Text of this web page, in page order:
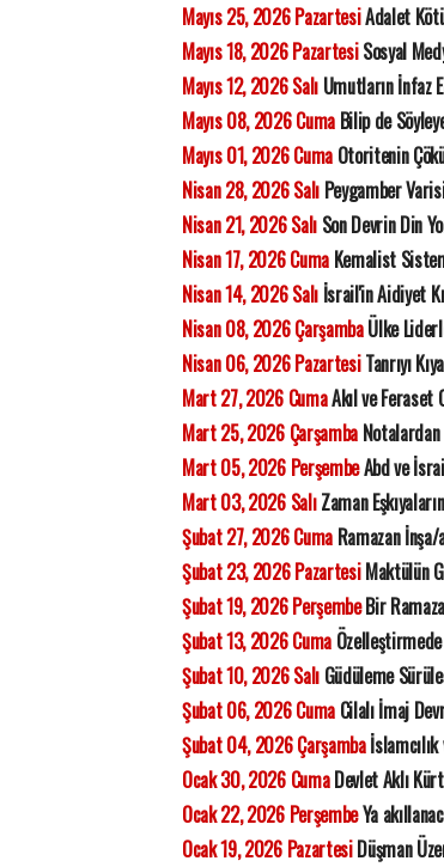
Mayıs 25, 2026 PazartesiAdalet
Mayıs 18, 2026 PazartesiSosyal
Mayıs 12, 2026 SalıUmutların İnfaz
Mayıs 08, 2026 CumaBilip de
Mayıs 01, 2026 CumaOtoritenin
Nisan 28, 2026 SalıPeygamber
Nisan 21, 2026 SalıSon Devrin Din
Nisan 17, 2026 CumaKemalist
Nisan 14, 2026 Salıİsrail'in Aidiyet
Nisan 08, 2026 ÇarşambaÜlke
Nisan 06, 2026 PazartesiTanrıyı
Mart 27, 2026 CumaAkıl ve Feraset
Mart 25, 2026 ÇarşambaNotalardan
Mart 05, 2026 PerşembeAbd ve
Mart 03, 2026 SalıZaman
Şubat 27, 2026 CumaRamazan İnşa/
Şubat 23, 2026 PazartesiMaktülün
Şubat 19, 2026 PerşembeBir
Şubat 13, 2026 CumaÖzelleştirmede
Şubat 10, 2026 SalıGüdüleme
Şubat 06, 2026 CumaCilalı İmaj
Şubat 04, 2026 Çarşambaİslamcılık
Ocak 30, 2026 CumaDevlet Aklı
Ocak 22, 2026 PerşembeYa
Ocak 19, 2026 PazartesiDüşman